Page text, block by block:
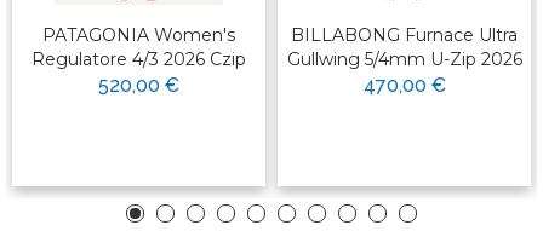
PATAGONIA Women's
Regulatore 4/3 2026 Czip
520,00 €
BILLABONG Furnace Ultra
Gullwing 5/4mm U-Zip 2026
470,00 €